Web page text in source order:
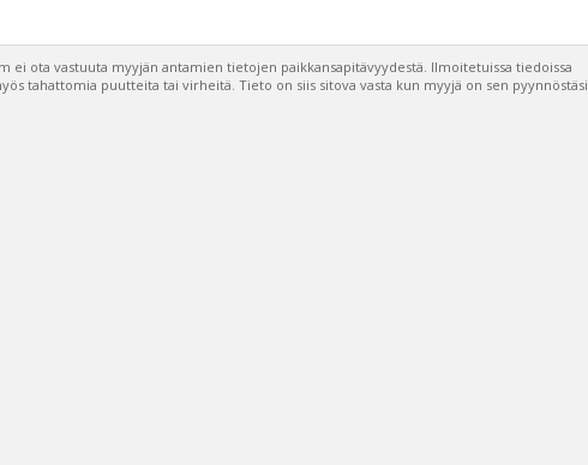
ei ota vastuuta myyjän antamien tietojen paikkansapitävyydestä. Ilmoitetuissa tiedoissa
tahattomia puutteita tai virheitä. Tieto on siis sitova vasta kun myyjä on sen pyynnöstäsi